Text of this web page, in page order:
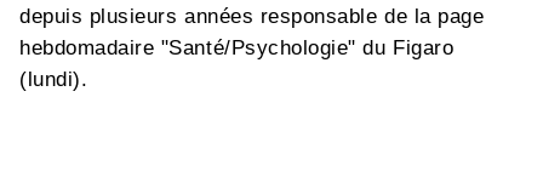
depuis plusieurs années responsable de la page
hebdomadaire "Santé/Psychologie" du Figaro
(lundi).